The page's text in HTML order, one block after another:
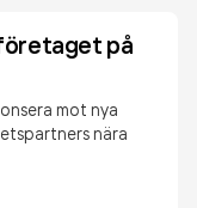
på
mot nya
nära